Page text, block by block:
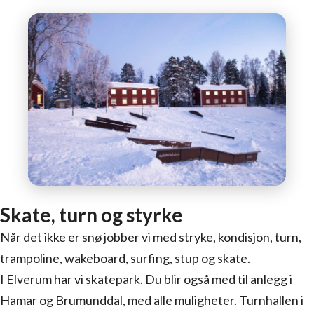
Skate, turn og styrke
Når det ikke er snø jobber vi med stryke, kondisjon, turn,
trampoline, wakeboard, surfing, stup og skate.
I Elverum har vi skatepark. Du blir også med til anlegg i
Hamar og Brumunddal, med alle muligheter. Turnhallen i